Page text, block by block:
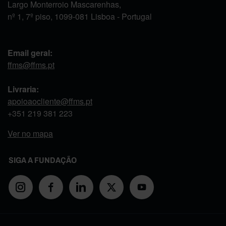
Largo Monterroio Mascarenhas,
nº 1, 7º piso, 1099-081 Lisboa - Portugal
Email geral:
ffms@ffms.pt
Livraria:
apoioaocliente@ffms.pt
+351 219 381 223
Ver no mapa
SIGA A FUNDAÇÃO